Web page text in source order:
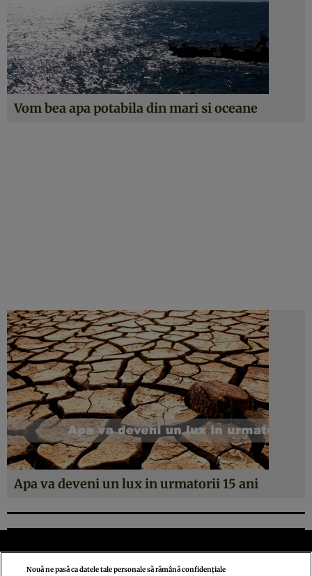
Vom bea apa potabila din mari si oceane
Apa va deveni un lux in urmatorii 15 ani
Nouă ne pasă ca datele tale personale să rămână confidențiale